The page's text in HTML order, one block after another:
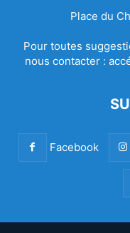
Place du
Pour toutes
nous contacter :
Facebook